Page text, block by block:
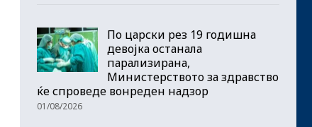
По царски рез 19 годишна
девојка останала
парализирана,
Министерството за здравство
ќе спроведе вонреден надзор
01/08/2026